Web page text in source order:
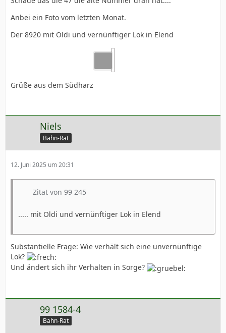
Anbei ein Foto vom letzten Monat.
Der 8920 mit Oldi und vernünftiger Lok in Elend
Grüße aus dem Südharz
Niels
Bahn-Rat
12. Juni 2025 um 20:31
Zitat von 99 245
..... mit Oldi und vernünftiger Lok in Elend
Substantielle Frage: Wie verhält sich eine unvernünftige
Lok?
Und ändert sich ihr Verhalten in Sorge?
99 1584-4
Bahn-Rat